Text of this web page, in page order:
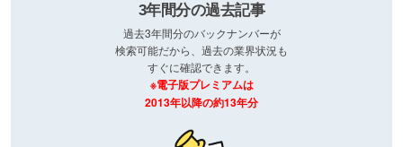
3年間分の過去記事
過去3年間分のバックナンバーが
検索可能だから、過去の業界状況も
すぐに確認できます。
※電子版プレミアムは
2013年以降の約13年分